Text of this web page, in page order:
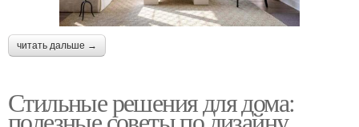
читать дальше →
Стильные решения для дома: